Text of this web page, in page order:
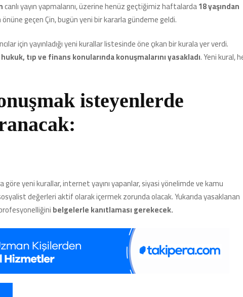
Almadan
Hukuk
Tıp
Hakkında
Konuşamayacak!
canlı yayın yapmalarını, üzerine henüz geçtiğimiz haftalarda18 yaşından
önüne geçen Çin, bugün yeni bir kararla gündeme geldi.
için yayınladığı yeni kurallar listesinde öne çıkan bir kurala yer verdi.
hukuk, tıp ve finans konularında konuşmalarını yasakladı. Yeni kural,
isteyenlerde
göre yeni kurallar, internet yayını yapanlar, siyasi yönelimde ve kamu
değerleri aktif olarak içermek zorunda olacak. Yukarıda yasaklanan
belgelerle kanıtlaması gerekecek.